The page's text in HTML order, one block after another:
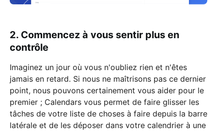
2. Commencez à vous sentir plus en
contrôle
Imaginez un jour où vous n'oubliez rien et n'êtes
jamais en retard. Si nous ne maîtrisons pas ce dernier
point, nous pouvons certainement vous aider pour le
premier ; Calendars vous permet de faire glisser les
tâches de votre liste de choses à faire depuis la barre
latérale et de les déposer dans votre calendrier à une